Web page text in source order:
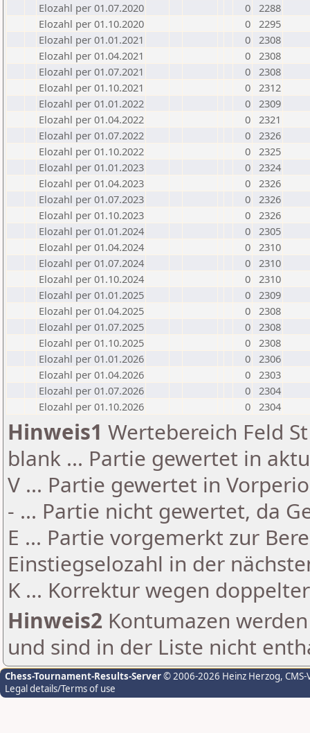
Elozahl per 01.07.2020
0 2288
Elozahl per 01.10.2020
0 2295
Elozahl per 01.01.2021
0 2308
Elozahl per 01.04.2021
0 2308
Elozahl per 01.07.2021
0 2308
Elozahl per 01.10.2021
0 2312
Elozahl per 01.01.2022
0 2309
Elozahl per 01.04.2022
0 2321
Elozahl per 01.07.2022
0 2326
Elozahl per 01.10.2022
0 2325
Elozahl per 01.01.2023
0 2324
Elozahl per 01.04.2023
0 2326
Elozahl per 01.07.2023
0 2326
Elozahl per 01.10.2023
0 2326
Elozahl per 01.01.2024
0 2305
Elozahl per 01.04.2024
0 2310
Elozahl per 01.07.2024
0 2310
Elozahl per 01.10.2024
0 2310
Elozahl per 01.01.2025
0 2309
Elozahl per 01.04.2025
0 2308
Elozahl per 01.07.2025
0 2308
Elozahl per 01.10.2025
0 2308
Elozahl per 01.01.2026
0 2306
Elozahl per 01.04.2026
0 2303
Elozahl per 01.07.2026
0 2304
Elozahl per 01.10.2026
0 2304
Hinweis1 Wertebereich Feld
blank ... Partie gewertet in
V ... Partie gewertet in
- ... Partie nicht gewertet, da
E ... Partie vorgemerkt zur
Einstiegselozahl in der
K ... Korrektur wegen
Hinweis2 Kontumazen
und sind in der Liste nicht
Chess-Tournament-Results-Server© 2006-2026 Heinz Herzog,
Legal details/Terms of use